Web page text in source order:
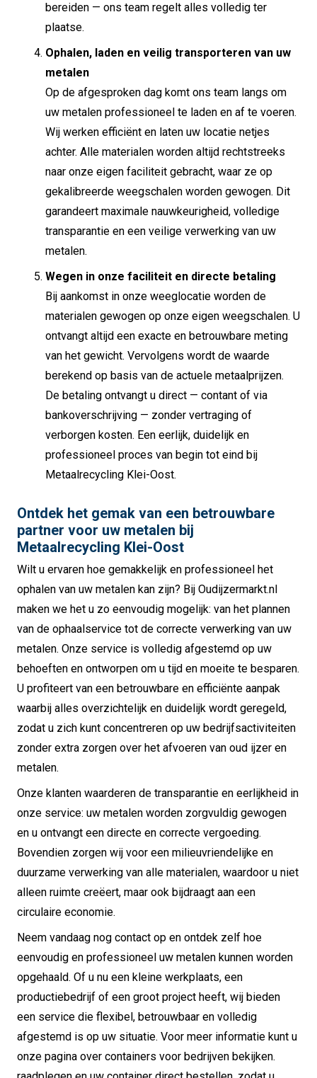
bereiden — ons team regelt alles volledig ter
plaatse.
Ophalen, laden en veilig transporteren van uw
metalen
Op de afgesproken dag komt ons team langs om
uw metalen professioneel te laden en af te voeren.
Wij werken efficiënt en laten uw locatie netjes
achter. Alle materialen worden altijd rechtstreeks
naar onze eigen faciliteit gebracht, waar ze op
gekalibreerde weegschalen worden gewogen. Dit
garandeert maximale nauwkeurigheid, volledige
transparantie en een veilige verwerking van uw
metalen.
Wegen in onze faciliteit en directe betaling
Bij aankomst in onze weeglocatie worden de
materialen gewogen op onze eigen weegschalen. U
ontvangt altijd een exacte en betrouwbare meting
van het gewicht. Vervolgens wordt de waarde
berekend op basis van de actuele metaalprijzen.
De betaling ontvangt u direct — contant of via
bankoverschrijving — zonder vertraging of
verborgen kosten. Een eerlijk, duidelijk en
professioneel proces van begin tot eind bij
Metaalrecycling Klei-Oost.
Ontdek het gemak van een betrouwbare
partner voor uw metalen bij
Metaalrecycling Klei-Oost
Wilt u ervaren hoe gemakkelijk en professioneel het
ophalen van uw metalen kan zijn? Bij Oudijzermarkt.nl
maken we het u zo eenvoudig mogelijk: van het plannen
van de ophaalservice tot de correcte verwerking van uw
metalen. Onze service is volledig afgestemd op uw
behoeften en ontworpen om u tijd en moeite te besparen.
U profiteert van een betrouwbare en efficiënte aanpak
waarbij alles overzichtelijk en duidelijk wordt geregeld,
zodat u zich kunt concentreren op uw bedrijfsactiviteiten
zonder extra zorgen over het afvoeren van oud ijzer en
metalen.
Onze klanten waarderen de transparantie en eerlijkheid in
onze service: uw metalen worden zorgvuldig gewogen
en u ontvangt een directe en correcte vergoeding.
Bovendien zorgen wij voor een milieuvriendelijke en
duurzame verwerking van alle materialen, waardoor u niet
alleen ruimte creëert, maar ook bijdraagt aan een
circulaire economie.
Neem vandaag nog contact op en ontdek zelf hoe
eenvoudig en professioneel uw metalen kunnen worden
opgehaald. Of u nu een kleine werkplaats, een
productiebedrijf of een groot project heeft, wij bieden
een service die flexibel, betrouwbaar en volledig
afgestemd is op uw situatie. Voor meer informatie kunt u
onze pagina over containers voor bedrijven bekijken.